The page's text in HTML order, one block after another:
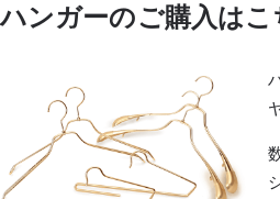
ハンガーのご購入はこ